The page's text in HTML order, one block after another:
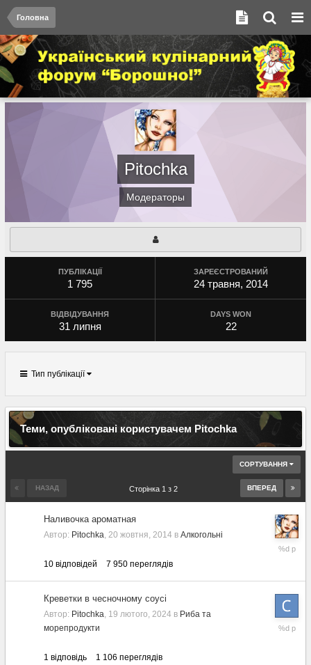
Головна
Pitochka
Модераторы
ПУБЛІКАЦІЇ
1 795
ЗАРЕЄСТРОВАНИЙ
24 травня, 2014
ВІДВІДУВАННЯ
31 липня
DAYS WON
22
Тип публікації
Теми, опубліковані користувачем Pitochka
СОРТУВАННЯ
НАЗАД ВПЕРЕД
Сторінка 1 з 2
Наливочка ароматная
Автор: Pitochka, 20 жовтня, 2014 в Алкогольні
10 відповідей 7 950 переглядів
21
Креветки в чесночному соусі
Автор: Pitochka, 19 лютого, 2024 в Риба та
морепродукти
1 відповідь 1 106 переглядів
11